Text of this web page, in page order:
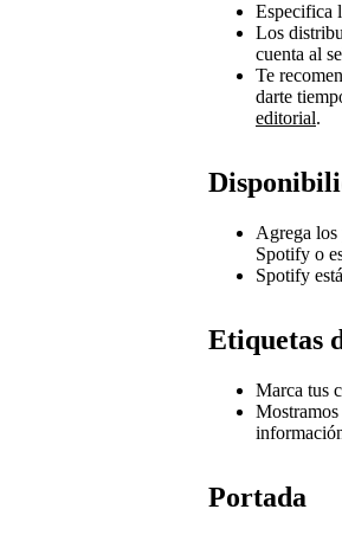
Especifica
Los
cuenta al
Te
darte
editorial.
Agrega los
Spotify o
Spotify
Etiquetas
Marca tus
Portada